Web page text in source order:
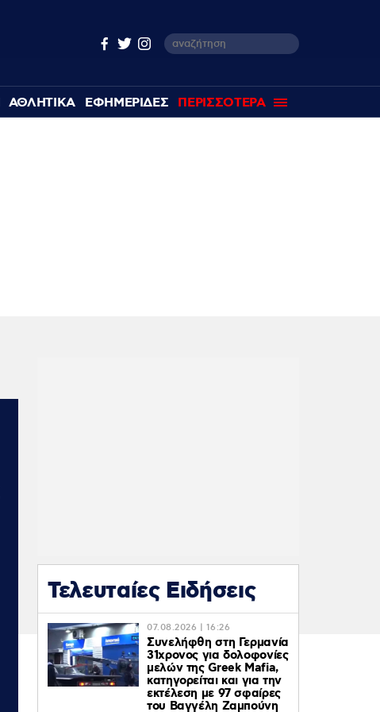
ΑΘΛΗΤΙΚΑ ΕΦΗΜΕΡΙΔΕΣ ΠΕΡΙΣΣΟΤΕΡΑ
Τελευταίες Ειδήσεις
07.08.2026 | 16:26
Συνελήφθη στη Γερμανία
31χρονος για δολοφονίες
μελών της Greek Mafia,
κατηγορείται και για την
εκτέλεση με 97 σφαίρες
του Βαγγέλη Ζαμπούνη